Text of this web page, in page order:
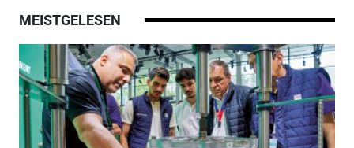
MEISTGELESEN